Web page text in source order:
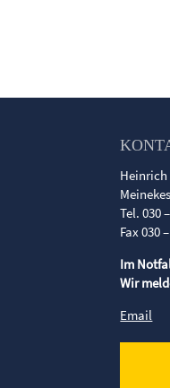
Tel. 030
Fax 030
Im
Wir
Email